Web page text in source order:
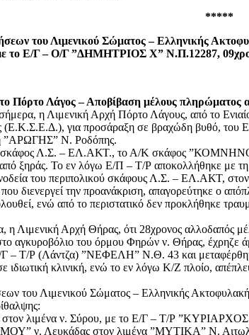
*****
του Λιμενικού Σώματος – Ελληνικής
το Ε/Γ – Ο/Γ ”ΔΗΜΗΤΡΙΟΣ Χ” Ν.Π.12287,
Λάγος – Αποβίβαση μέλους πληρώματος
η Λιμενική Αρχή Πόρτο Λάγους, από το
(Ε.Κ.Σ.Ε.Δ.), για προσάραξη σε βραχώδη
”ΑΡΩΓΗΣ” Ν. Ροδόπης.
σκάφος Λ.Σ. – ΕΛ.ΑΚΤ., το Α/Κ σκάφος
ξηράς. Το εν λόγω Ε/Π – Τ/Ρ αποκολλήθηκε με
του περιπολικού σκάφους Λ.Σ. – ΕΛ.ΑΚΤ,
διενεργεί την προανάκριση, απαγορεύτηκε ο
ενώ από το περιστατικό δεν προκλήθηκε
Λιμενική Αρχή Θήρας, ότι 28χρονος αλλοδαπός
αγκυροβόλιο του όρμου Φηρών ν. Θήρας, έχρηζε
Γ – Τ/Ρ (Λάντζα) ”ΝΕΦΕΛΗ” Ν.Θ. 43 και
ιδιωτική κλινική, ενώ το εν λόγω Κ/Ζ πλοίο,
του Λιμενικού Σώματος – Ελληνικής
στον λιμένα ν. Σύρου, με το Ε/Γ – Τ/Ρ
ν. Λευκάδας στον λιμένα ”ΜΥΤΙΚΑ” Ν.